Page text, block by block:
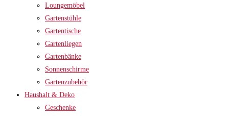
Loungemöbel
Gartenstühle
Gartentische
Gartenliegen
Gartenbänke
Sonnenschirme
Gartenzubehör
Haushalt & Deko
Geschenke